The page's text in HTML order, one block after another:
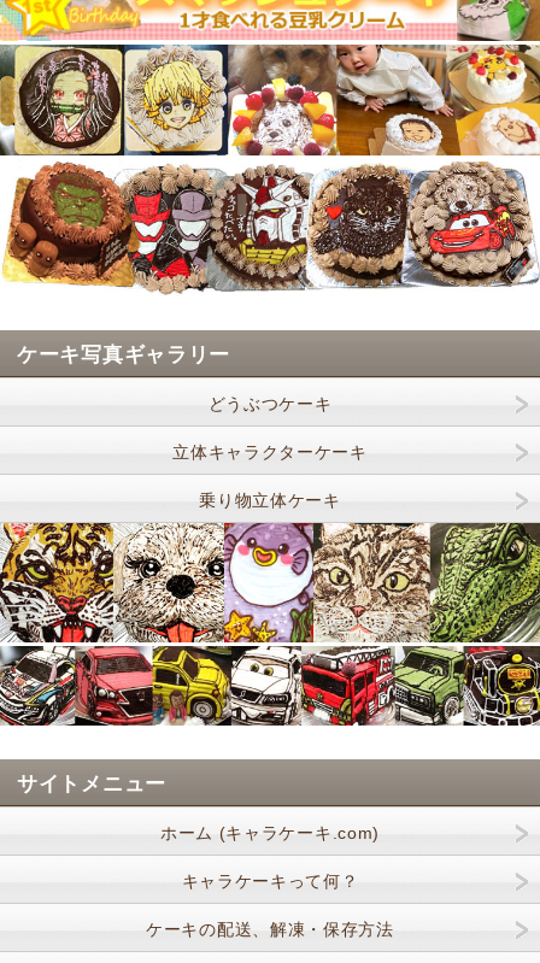
ケーキ写真ギャラリー
どうぶつケーキ
立体キャラクターケーキ
乗り物立体ケーキ
サイトメニュー
ホーム (キャラケーキ.com)
キャラケーキって何？
ケーキの配送、解凍・保存方法